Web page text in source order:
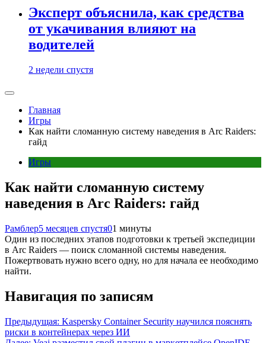
Эксперт объяснила, как средства
от укачивания влияют на
водителей
2 недели спустя
Главная
Игры
Как найти сломанную систему наведения в Arc Raiders:
гайд
Игры
Как найти сломанную систему
наведения в Arc Raiders: гайд
Рамблер5 месяцев спустя01 минуты
Один из последних этапов подготовки к третьей экспедиции
в Arc Raiders — поиск сломанной системы наведения.
Пожертвовать нужно всего одну, но для начала ее необходимо
найти.
Навигация по записям
Предыдущая: Kaspersky Container Security научился пояснять
риски в контейнерах через ИИ